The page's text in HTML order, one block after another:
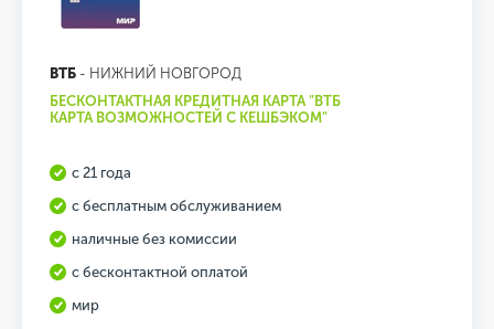
ВТБ - НИЖНИЙ НОВГОРОД
БЕСКОНТАКТНАЯ КРЕДИТНАЯ КАРТА "ВТБ
КАРТА ВОЗМОЖНОСТЕЙ С КЕШБЭКОМ"
с 21 года
с бесплатным обслуживанием
наличные без комиссии
с бесконтактной оплатой
мир